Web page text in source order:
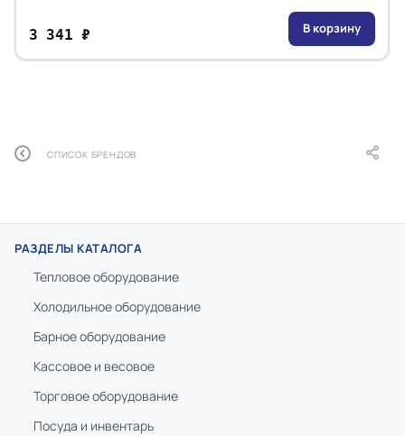
3 341 ₽ В корзину
СПИСОК БРЕНДОВ
РАЗДЕЛЫ КАТАЛОГА
Тепловое оборудование
Холодильное оборудование
Барное оборудование
Кассовое и весовое
Торговое оборудование
Посуда и инвентарь